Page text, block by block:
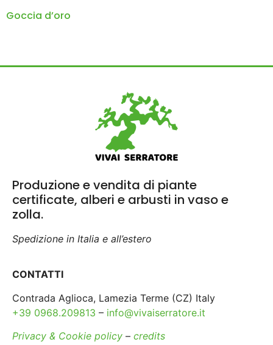
Goccia d’oro
Produzione e vendita di piante
certificate, alberi e arbusti in vaso e
zolla.
Spedizione in Italia e all’estero
CONTATTI
Contrada Aglioca, Lamezia Terme (CZ) Italy
+39 0968.209813 – info@vivaiserratore.it
Privacy & Cookie policy – credits